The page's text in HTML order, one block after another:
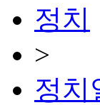
정치
>
정치